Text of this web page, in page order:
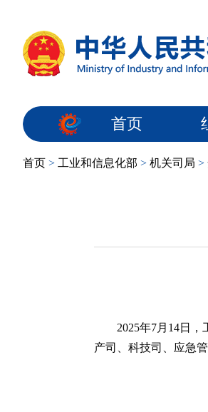
首页
首页 > 工业和信息化部 > 机关司局 >
2025年7月14日
产司、科技司、应急